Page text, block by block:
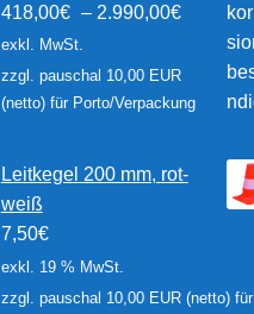
418,00€ – 2.990,00€
exkl. MwSt.
zzgl. pauschal 10,00 EUR
(netto) für Porto/Verpackung
Leitkegel 200 mm, rot-
weiß
7,50€
exkl. 19 % MwSt.
zzgl. pauschal 10,00 EUR (netto) für